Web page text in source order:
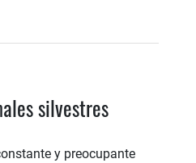
silvestres
y preocupante